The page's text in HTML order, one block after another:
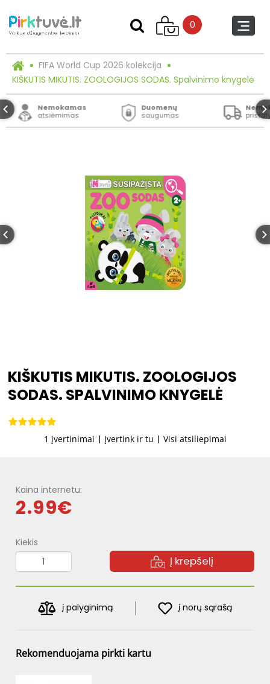
0
FIFA World Cup 2026 kolekcija
KIŠKUTIS MIKUTIS. ZOOLOGIJOS SODAS. Spalvinimo knygelė
Nemokamas
atsiėmimas
Duomenų
saugumas
KIŠKUTIS MIKUTIS. ZOOLOGIJOS
SODAS. SPALVINIMO KNYGELĖ
1 įvertinimai | Įvertink ir tu | Visi atsiliepimai
Kaina internetu:
2.99€
Kiekis
Į krepšelį
į palyginimą į norų sąrašą
Rekomenduojama pirkti kartu